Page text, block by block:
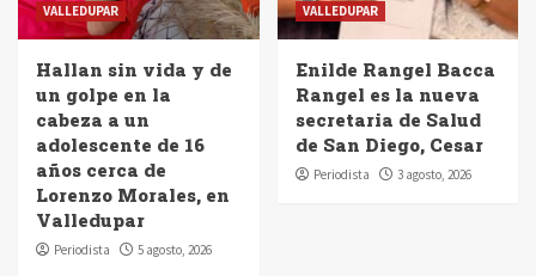
VALLEDUPAR
Hallan sin vida y de
un golpe en la
cabeza a un
adolescente de 16
años cerca de
Lorenzo Morales, en
Valledupar
Periodista 5 agosto, 2026
VALLEDUPAR
Enilde Rangel Bacca
Rangel es la nueva
secretaria de Salud
de San Diego, Cesar
Periodista 3 agosto, 2026